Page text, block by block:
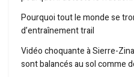
Pourquoi tout le monde se
d’entraînement trail
Vidéo choquante à Sierre-
sont balancés au sol comme